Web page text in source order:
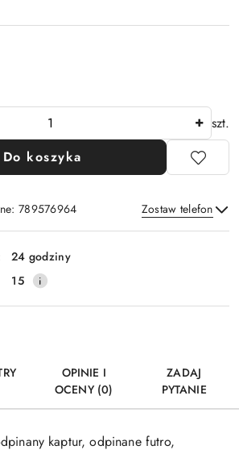
szt.
Do koszyka
789576964 Zostaw telefon
Wyślij
24 godziny
15
OPINIE I
OCENY (0)
ZADAJ
PYTANIE
kaptur, odpinane futro,